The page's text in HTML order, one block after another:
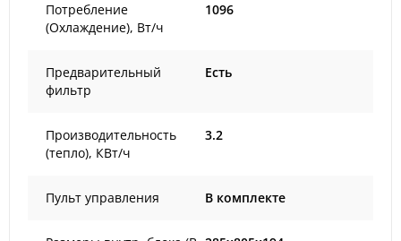
Потребление
(Охлаждение), Вт/ч
1096
Предварительный
фильтр
Есть
Производительность
(тепло), КВт/ч
3.2
Пульт управления В комплекте